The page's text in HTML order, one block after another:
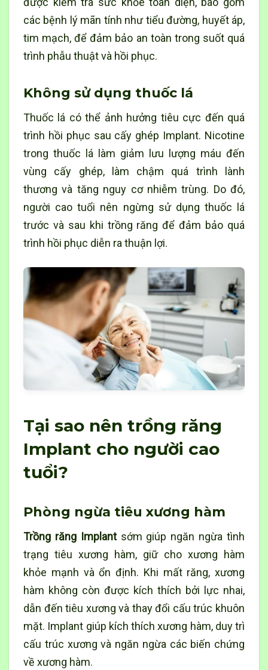
các bệnh lý mãn tính như tiểu đường, huyết áp,
tim mạch, để đảm bảo an toàn trong suốt quá
trình phẫu thuật và hồi phục.
Không sử dụng thuốc lá
Thuốc lá có thể ảnh hưởng tiêu cực đến quá
trình hồi phục sau cấy ghép Implant. Nicotine
trong thuốc lá làm giảm lưu lượng máu đến
vùng cấy ghép, làm chậm quá trình lành
thương và tăng nguy cơ nhiễm trùng. Do đó,
người cao tuổi nên ngừng sử dụng thuốc lá
trước và sau khi trồng răngđể đảm bảo quá
trình hồi phục diễn ra thuận lợi.
Tại sao nên trồng răng
Implant cho người cao
tuổi?
Phòng ngừa tiêu xương hàm
Trồng răng Implantsớm giúp ngăn ngừa tình
trạng tiêu xương hàm, giữ cho xương hàm
khỏe mạnh và ổn định. Khi mất răng, xương
hàm không còn được kích thích bởi lực nhai,
dẫn đến tiêu xương và thay đổi cấu trúc khuôn
mặt. Implant giúp kích thích xương hàm, duy trì
cấu trúc xương và ngăn ngừa các biến chứng
về xương hàm.